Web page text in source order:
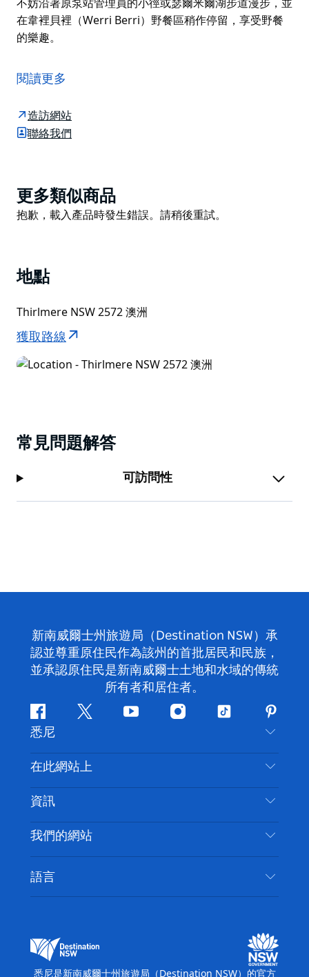
在韋裡貝裡（Werri Berri）野餐區稍作停留，享受野餐
的樂趣。
水，以補充老南部鐵路蒸汽機車從皮克頓（Picton）長途
跋涉爬坡後所需的水量。
如今，蒸汽火車愛好者和歷史迷們一定會喜歡探索這段與
瑟爾米爾（Thirlmere）機車歷史息息相關的迷人歷史。
想之選。
泵站內設有詳盡的資訊展示牌，方便您和您的孩子深入了
作停留，享受野餐的樂趣。
閱讀更多
造訪網站
聯絡我們
Product
List
更多類似商品
Product
抱歉，載入產品時發生錯誤。請稍後重試。
地點
Thirlmere NSW 2572 澳洲
獲取路線
常見問題解答
可訪問性
新南威爾士州旅遊局（Destination NSW）承
認並尊重原住民作為該州的首批居民和民族，
並承認原住民是新南威爾士土地和水域的傳統
所有者和居住者。
Facebook嘰
喳
喳
Youtube Instagram
抖
悉尼
聯絡我們
免責聲明
隱私
Cookie 通知
在此網站上
目的地
要做的事情
新南威爾斯州公路旅行
活動
住宿
資訊
旅行資訊
無障礙悉尼
列出您的業務
我們的網站
新南威爾士州旅遊局（Destination NSW）媒體中
語言
悉尼是新南威爾士州旅遊局（Destination NSW）的官方